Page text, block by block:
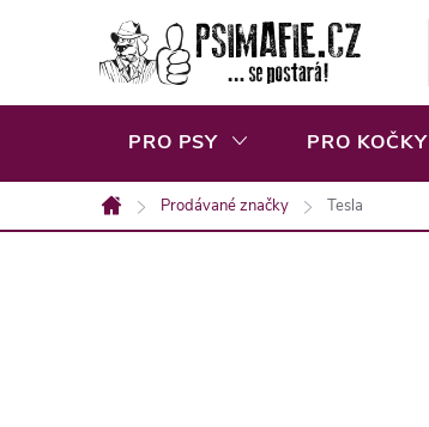
PRO PSY PRO KOČKY
Domů
Prodávané značky Tesla